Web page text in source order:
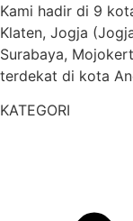
Kami hadir di 9
Klaten, Jogja
Surabaya,
terdekat di kota
KATEGORI